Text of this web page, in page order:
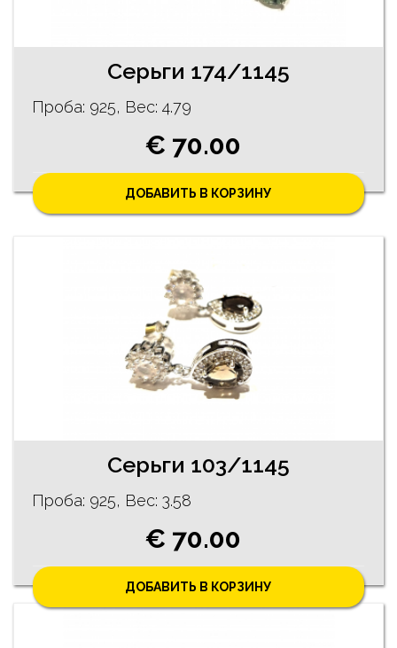
Серьги 174/1145
Проба: 925, Bес: 4.79
€ 70.00
ДОБАВИТЬ В КОРЗИНУ
Серьги 103/1145
Проба: 925, Bес: 3.58
€ 70.00
ДОБАВИТЬ В КОРЗИНУ